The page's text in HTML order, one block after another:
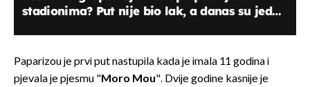
stadionima? Put nije bio lak, a danas su jedni
Paparizou je prvi put nastupila kada je imala 11 godina i
pjevala je pjesmu "Moro Mou". Dvije godine kasnije je